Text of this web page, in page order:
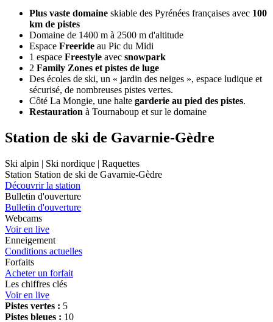
Plus vaste domaine skiable des Pyrénées françaises avec 100
km de pistes
Domaine de 1400 m à 2500 m d'altitude
Espace Freeride au Pic du Midi
1 espace Freestyle avec snowpark
2 Family Zones et pistes de luge
Des écoles de ski, un « jardin des neiges », espace ludique et
sécurisé, de nombreuses pistes vertes.
Côté La Mongie, une halte garderie au pied des pistes.
Restauration à Tournaboup et sur le domaine
Station de ski de Gavarnie-Gèdre
Ski alpin | Ski nordique | Raquettes
Station Station de ski de Gavarnie-Gèdre
Découvrir la station
Bulletin d'ouverture
Bulletin d'ouverture
Webcams
Voir en live
Enneigement
Conditions actuelles
Forfaits
Acheter un forfait
Les chiffres clés
Voir en live
Pistes vertes : 5
Pistes bleues : 10